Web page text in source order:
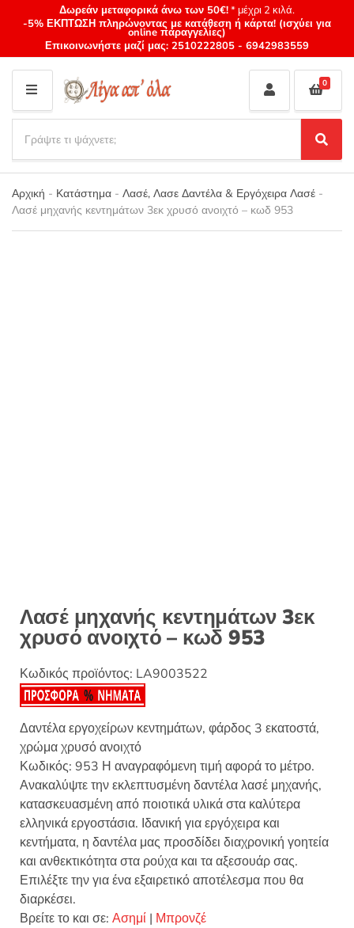
Δωρεάν μεταφορικά άνω των 50€!* μέχρι 2 κιλά.
-5% ΕΚΠΤΩΣΗ πληρώνοντας με κατάθεση ή κάρτα! (ισχύει για
online παραγγελίες)
Επικοινωνήστε μαζί μας: 2510222805 - 6942983559
M
E
N
U
Category
name
a
r
c
h
p
S
e
a
r
0
Αρχική - Κατάστημα - Λασέ, Λασε Δαντέλα & Εργόχειρα Λασέ -
Λασέ μηχανής κεντημάτων 3εκ χρυσό ανοιχτό – κωδ 953
Λασέ μηχανής κεντημάτων 3εκ
χρυσό ανοιχτό – κωδ 953
Κωδικός προϊόντος: LA9003522
Δαντέλα εργοχείρων κεντημάτων, φάρδος 3 εκατοστά,
χρώμα χρυσό ανοιχτό
Κωδικός: 953 Η αναγραφόμενη τιμή αφορά το μέτρο.
Ανακαλύψτε την εκλεπτυσμένη δαντέλα λασέ μηχανής,
κατασκευασμένη από ποιοτικά υλικά στα καλύτερα
ελληνικά εργοστάσια. Ιδανική για εργόχειρα και
κεντήματα, η δαντέλα μας προσδίδει διαχρονική γοητεία
και ανθεκτικότητα στα ρούχα και τα αξεσουάρ σας.
Επιλέξτε την για ένα εξαιρετικό αποτέλεσμα που θα
διαρκέσει.
Βρείτε το και σε: Ασημί | Μπρονζέ